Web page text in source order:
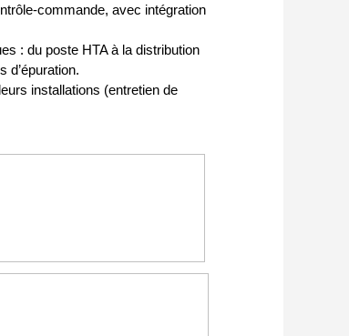
avec intégration
: du poste HTA à la distribution
d’épuration.
installations (entretien de